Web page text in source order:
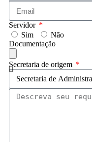
Servidor
Sim
Não
Documentação
Secretaria de origem